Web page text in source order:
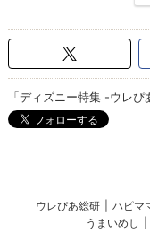
「ディズニー特集 -ウレ
ウレぴあ総研 ハピマ
うまいめし